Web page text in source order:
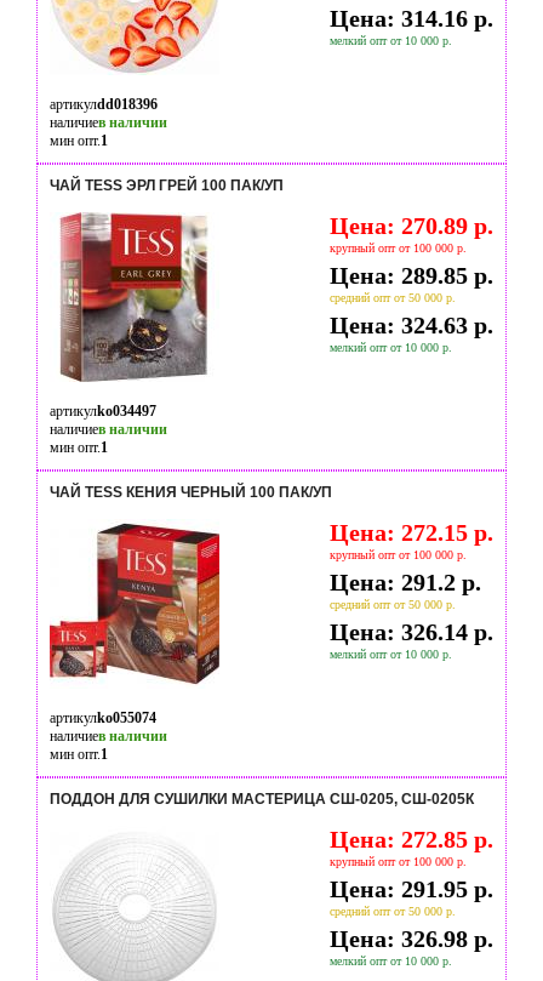
Цена: 314.16 р.
мелкий опт от 10 000 р.
артикулdd018396
наличиев наличии
мин опт.1
ЧАЙ TESS ЭРЛ ГРЕЙ 100 ПАК/УП
Цена: 270.89 р.
крупный опт от 100 000 р.
Цена: 289.85 р.
средний опт от 50 000 р.
Цена: 324.63 р.
мелкий опт от 10 000 р.
артикулko034497
наличиев наличии
мин опт.1
ЧАЙ TESS КЕНИЯ ЧЕРНЫЙ 100 ПАК/УП
Цена: 272.15 р.
крупный опт от 100 000 р.
Цена: 291.2 р.
средний опт от 50 000 р.
Цена: 326.14 р.
мелкий опт от 10 000 р.
артикулko055074
наличиев наличии
мин опт.1
ПОДДОН ДЛЯ СУШИЛКИ МАСТЕРИЦА СШ-0205, СШ-0205К
Цена: 272.85 р.
крупный опт от 100 000 р.
Цена: 291.95 р.
средний опт от 50 000 р.
Цена: 326.98 р.
мелкий опт от 10 000 р.